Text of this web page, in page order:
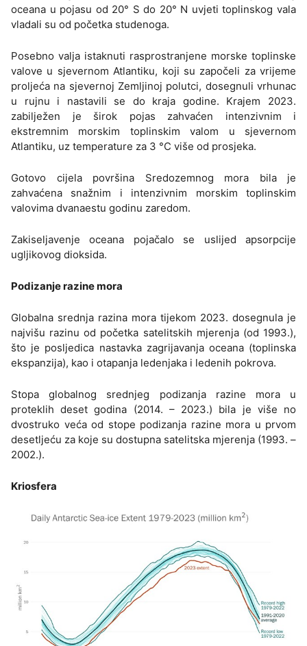
oceana u pojasu od 20° S do 20° N uvjeti toplinskog vala
vladali su od početka studenoga.
Posebno valja istaknuti rasprostranjene morske toplinske
valove u sjevernom Atlantiku, koji su započeli za vrijeme
proljeća na sjevernoj Zemljinoj polutci, dosegnuli vrhunac
u rujnu i nastavili se do kraja godine. Krajem 2023.
zabilježen je širok pojas zahvaćen intenzivnim i
ekstremnim morskim toplinskim valom u sjevernom
Atlantiku, uz temperature za 3 °C više od prosjeka.
Gotovo cijela površina Sredozemnog mora bila je
zahvaćena snažnim i intenzivnim morskim toplinskim
valovima dvanaestu godinu zaredom.
Zakiseljavenje oceana pojačalo se uslijed apsorpcije
ugljikovog dioksida.
Podizanje razine mora
Globalna srednja razina mora tijekom 2023. dosegnula je
najvišu razinu od početka satelitskih mjerenja (od 1993.),
što je posljedica nastavka zagrijavanja oceana (toplinska
ekspanzija), kao i otapanja ledenjaka i ledenih pokrova.
Stopa globalnog srednjeg podizanja razine mora u
proteklih deset godina (2014. – 2023.) bila je više no
dvostruko veća od stope podizanja razine mora u prvom
desetljeću za koje su dostupna satelitska mjerenja (1993. –
2002.).
Kriosfera